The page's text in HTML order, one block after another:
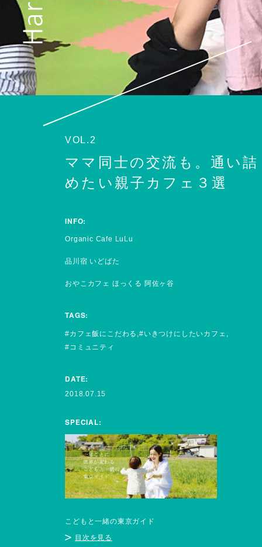
VOL.2
ママ同士の交流も。通い詰
めたい親子カフェ３選
INFO:
Organic Cafe LuLu
品川宿 いどばた
おやこカフェ ほっくる 阿佐ヶ谷
TAGS:
カフェ飯にこだわる
いきつけにしたいカフェ
コミュニティ
DATE:
2018.07.15
SPECIAL:
こどもと一緒の東京ガイド
目次を見る